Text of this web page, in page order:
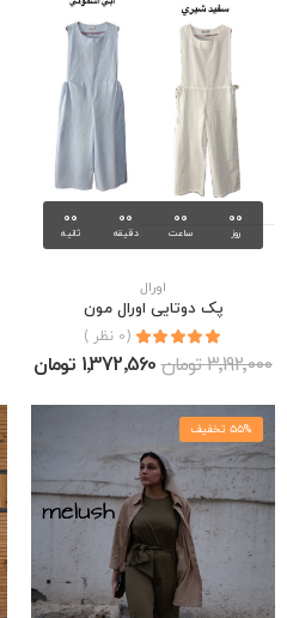
00
روز
00
ساعت
00
دقیقه
00
ثانیه
اورال
پک دوتایی اورال مون
(0 نظر )
3٬192٬000 تومان 1٬372٬560 تومان
55% تخفیف